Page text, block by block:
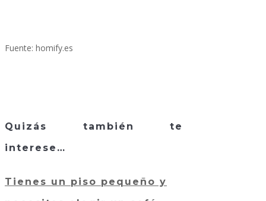
Fuente: homify.es
Quizás también te
interese…
Tienes un piso pequeño y